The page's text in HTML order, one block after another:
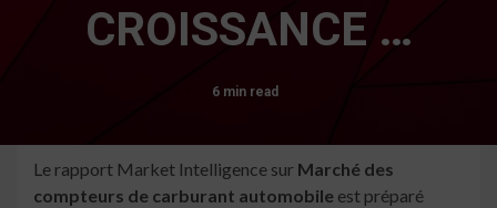
CROISSANCE …
6 min read
Le rapport Market Intelligence sur Marché des
compteurs de carburant automobile est préparé